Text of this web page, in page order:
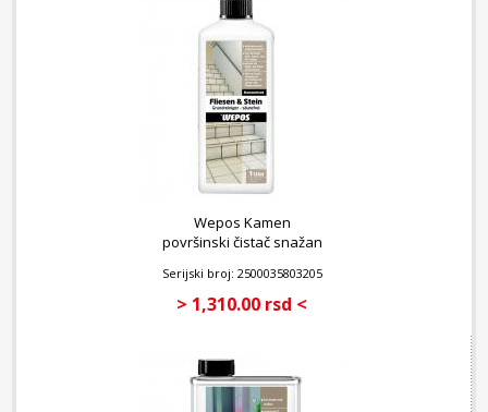
Wepos Kamen
površinski čistač snažan
Serijski broj: 2500035803205
> 1,310.00 rsd <